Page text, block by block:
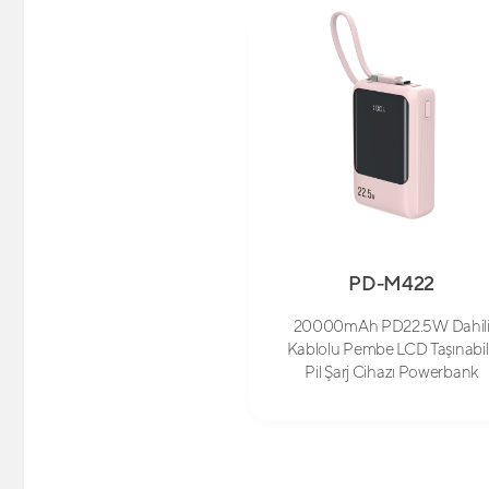
PD-M422
20000mAh PD22.5W Dahili
Kablolu Pembe LCD
Pil Şarj Cihazı Powerbank